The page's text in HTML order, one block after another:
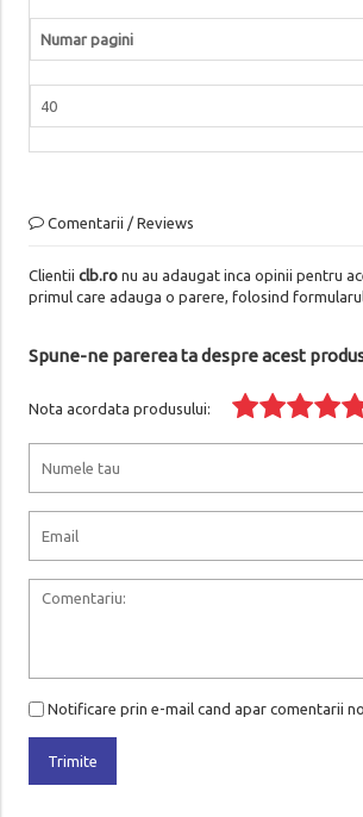
Numar pagini
40
Comentarii / Reviews
Clientii clb.ronu au adaugat inca opinii pentru
primul care adauga o parere, folosind formularul
Spune-ne parerea ta despre acest
Nota acordata produsului:
Notificare prin e-mail cand apar comentarii
Trimite